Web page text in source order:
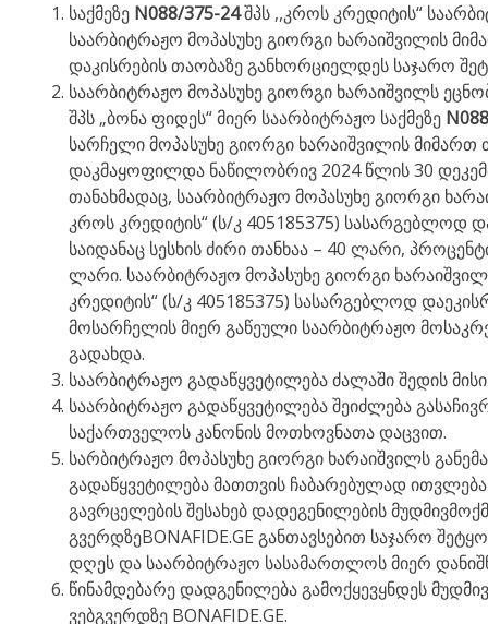
საქმეზე N088/375-24შპს ,,კროს კრედიტის“
საარბიტრაჟო მოპასუხე გიორგი ხარაიშვილის
დაკისრების თაობაზე განხორციელდეს საჯარო
საარბიტრაჟო მოპასუხე გიორგი ხარაიშვილს
შპს „ბონა ფიდეს“ მიერ საარბიტრაჟო საქმეზე
სარჩელი მოპასუხე გიორგი ხარაიშვილის მიმართ
დაკმაყოფილდა ნაწილობრივ 2024 წლის 30
თანახმადაც, საარბიტრაჟო მოპასუხე გიორგი
კროს კრედიტის“ (ს/კ 405185375) სასარგებლოდ
საიდანაც სესხის ძირი თანხაა – 40 ლარი,
ლარი. საარბიტრაჟო მოპასუხე გიორგი
კრედიტის“ (ს/კ 405185375) სასარგებლოდ
მოსარჩელის მიერ გაწეული საარბიტრაჟო
გადახდა.
საარბიტრაჟო გადაწყვეტილება ძალაში შედის
საარბიტრაჟო გადაწყვეტილება შეიძლება
საქართველოს კანონის მოთხოვნათა დაცვით.
სარბიტრაჟო მოპასუხე გიორგი ხარაიშვილს
გადაწყვეტილება მათთვის ჩაბარებულად
გავრცელების შესახებ დადეგენილების
გვერდზეBONAFIDE.GE განთავსებით საჯარო
დღეს და საარბიტრაჟო სასამართლოს მიერ
წინამდებარე დადგენილება გამოქყევყნდეს
ვებგვერდზე BONAFIDE.GE.